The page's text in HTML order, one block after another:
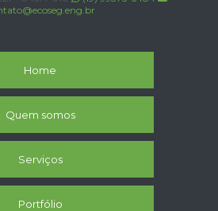
Home
Quem somos
Serviços
Portfólio